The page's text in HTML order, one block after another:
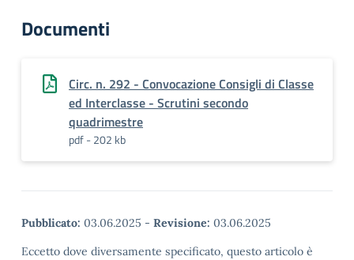
Documenti
Circ. n. 292 - Convocazione Consigli di Classe
ed Interclasse - Scrutini secondo
quadrimestre
pdf - 202 kb
Pubblicato: 03.06.2025 - Revisione: 03.06.2025
Eccetto dove diversamente specificato, questo articolo è